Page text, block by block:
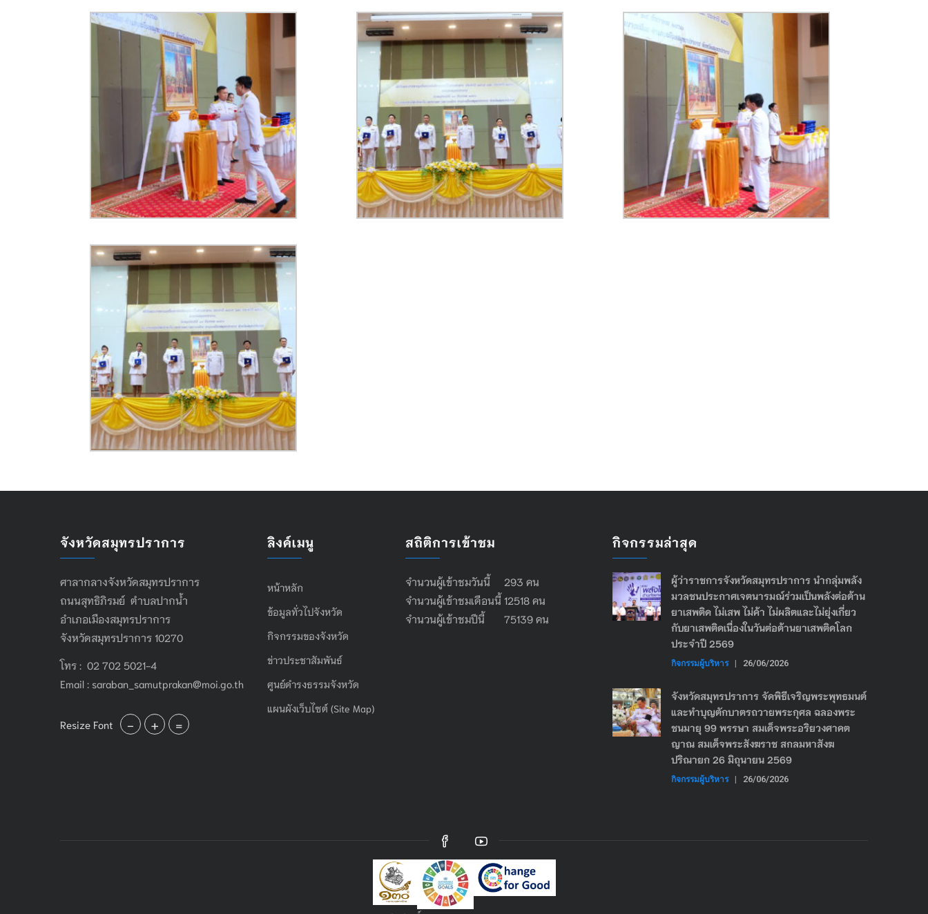
จังหวัดสมุทรปราการ
ศาลากลางจังหวัดสมุทรปราการ
ถนนสุทธิภิรมย์ ตำบลปากน้ำ
อำเภอเมืองสมุทรปราการ
จังหวัดสมุทรปราการ 10270
โทร : 02 702 5021-4
Email : saraban_samutprakan@moi.go.th
Resize Font - + =
ลิงค์เมนู
หน้าหลัก
ข้อมูลทั่วไปจังหวัด
กิจกรรมของจังหวัด
ข่าวประชาสัมพันธ์
ศูนย์ดำรงธรรมจังหวัด
แผนผังเว็บไซต์ (Site Map)
สถิติการเข้าชม
จำนวนผู้เข้าชมวันนี้ 293 คน
จำนวนผู้เข้าชมเดือนนี้ 12518 คน
จำนวนผู้เข้าชมปีนี้ 75139 คน
กิจกรรมล่าสุด
ผู้ว่าราชการจังหวัดสมุทรปราการ นำกลุ่มพลัง
มวลชนประกาศเจตนารมณ์ร่วมเป็นพลังต่อต้าน
ยาเสพติด ไม่เสพ ไม่ค้า ไม่ผลิตและไม่ยุ่งเกี่ยว
กับยาเสพติดเนื่องในวันต่อต้านยาเสพติดโลก
ประจำปี 2569
กิจกรรมผู้บริหาร | 26/06/2026
จังหวัดสมุทรปราการ จัดพิธีเจริญพระพุทธมนต์
และทำบุญตักบาตรถวายพระกุศล ฉลองพระ
ชนมายุ 99 พรรษา สมเด็จพระอริยวงศาคต
ญาณ สมเด็จพระสังฆราช สกลมหาสังฆ
ปริณายก 26 มิถุนายน 2569
กิจกรรมผู้บริหาร | 26/06/2026